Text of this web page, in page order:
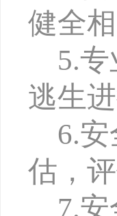
健全
5.
逃生
6.
估，
7.